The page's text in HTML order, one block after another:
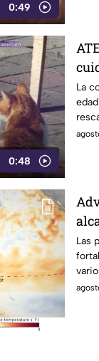
0:49
0:48
La
isla
Las